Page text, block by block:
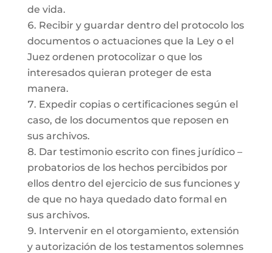
de vida.
Recibir y guardar dentro del protocolo los
documentos o actuaciones que la Ley o el
Juez ordenen protocolizar o que los
interesados quieran proteger de esta
manera.
Expedir copias o certificaciones según el
caso, de los documentos que reposen en
sus archivos.
Dar testimonio escrito con fines jurídico –
probatorios de los hechos percibidos por
ellos dentro del ejercicio de sus funciones y
de que no haya quedado dato formal en
sus archivos.
Intervenir en el otorgamiento, extensión
y autorización de los testamentos solemnes